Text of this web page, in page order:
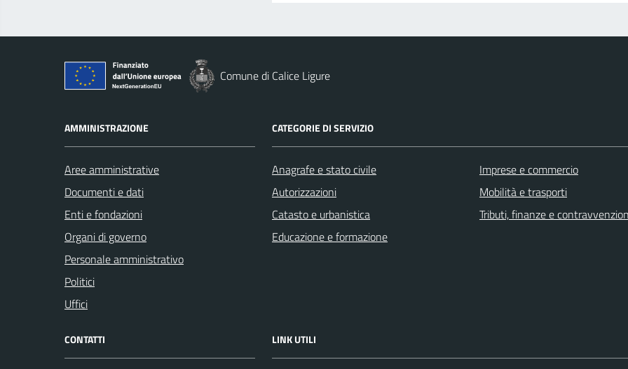
Comune di Calice Ligure
AMMINISTRAZIONE
Aree amministrative
Documenti e dati
Enti e fondazioni
Organi di governo
Personale amministrativo
Politici
Uffici
CATEGORIE DI SERVIZIO
Anagrafe e stato civile
Autorizzazioni
Catasto e urbanistica
Educazione e formazione
Imprese e commercio
Mobilità e trasporti
Tributi, finanze e
CONTATTI LINK UTILI